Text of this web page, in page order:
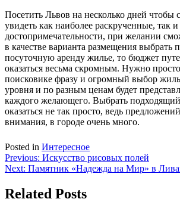
Посетить Львов на несколько дней чтобы
увидеть как наиболее раскрученные, так
достопримечательности, при желании
в качестве варианта размещения выбрать
посуточную аренду жилье, то бюджет
оказаться весьма скромным. Нужно
поисковике фразу и огромный выбор
уровня и по разным ценам будет
каждого желающего. Выбрать
оказаться не так просто, ведь
внимания, в городе очень много.
Posted in Интересное
Навигация
по
записям
Previous: Искусство рисовых полей
Next: Памятник «Надежда на Мир» в
Related Posts